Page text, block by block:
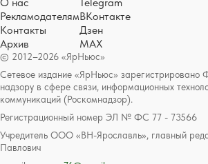
© 2012–2026 «ЯрНьюс»
Сетевое издание «ЯрНьюс» зарегистрировано
надзору в сфере связи, информационных
коммуникаций (Роскомнадзор).
Регистрационный номер ЭЛ № ФС 77 - 73566
Учредитель ООО «ВН-Ярославль», главный
Павлович
О нас
Рекламодателям
Контакты
Архив
Telegram
ВКонтакте
Дзен
MAX